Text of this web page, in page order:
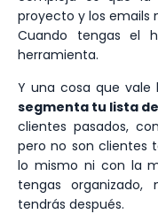
proyecto y los emails
Cuando tengas el
herramienta.
Y una cosa que vale
segmenta tu lista
clientes pasados,
pero no son clientes
lo mismo ni con la
tengas organizado,
tendrás después.